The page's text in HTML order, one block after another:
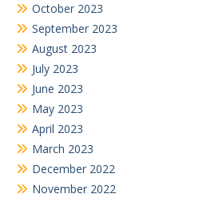
October 2023
September 2023
August 2023
July 2023
June 2023
May 2023
April 2023
March 2023
December 2022
November 2022